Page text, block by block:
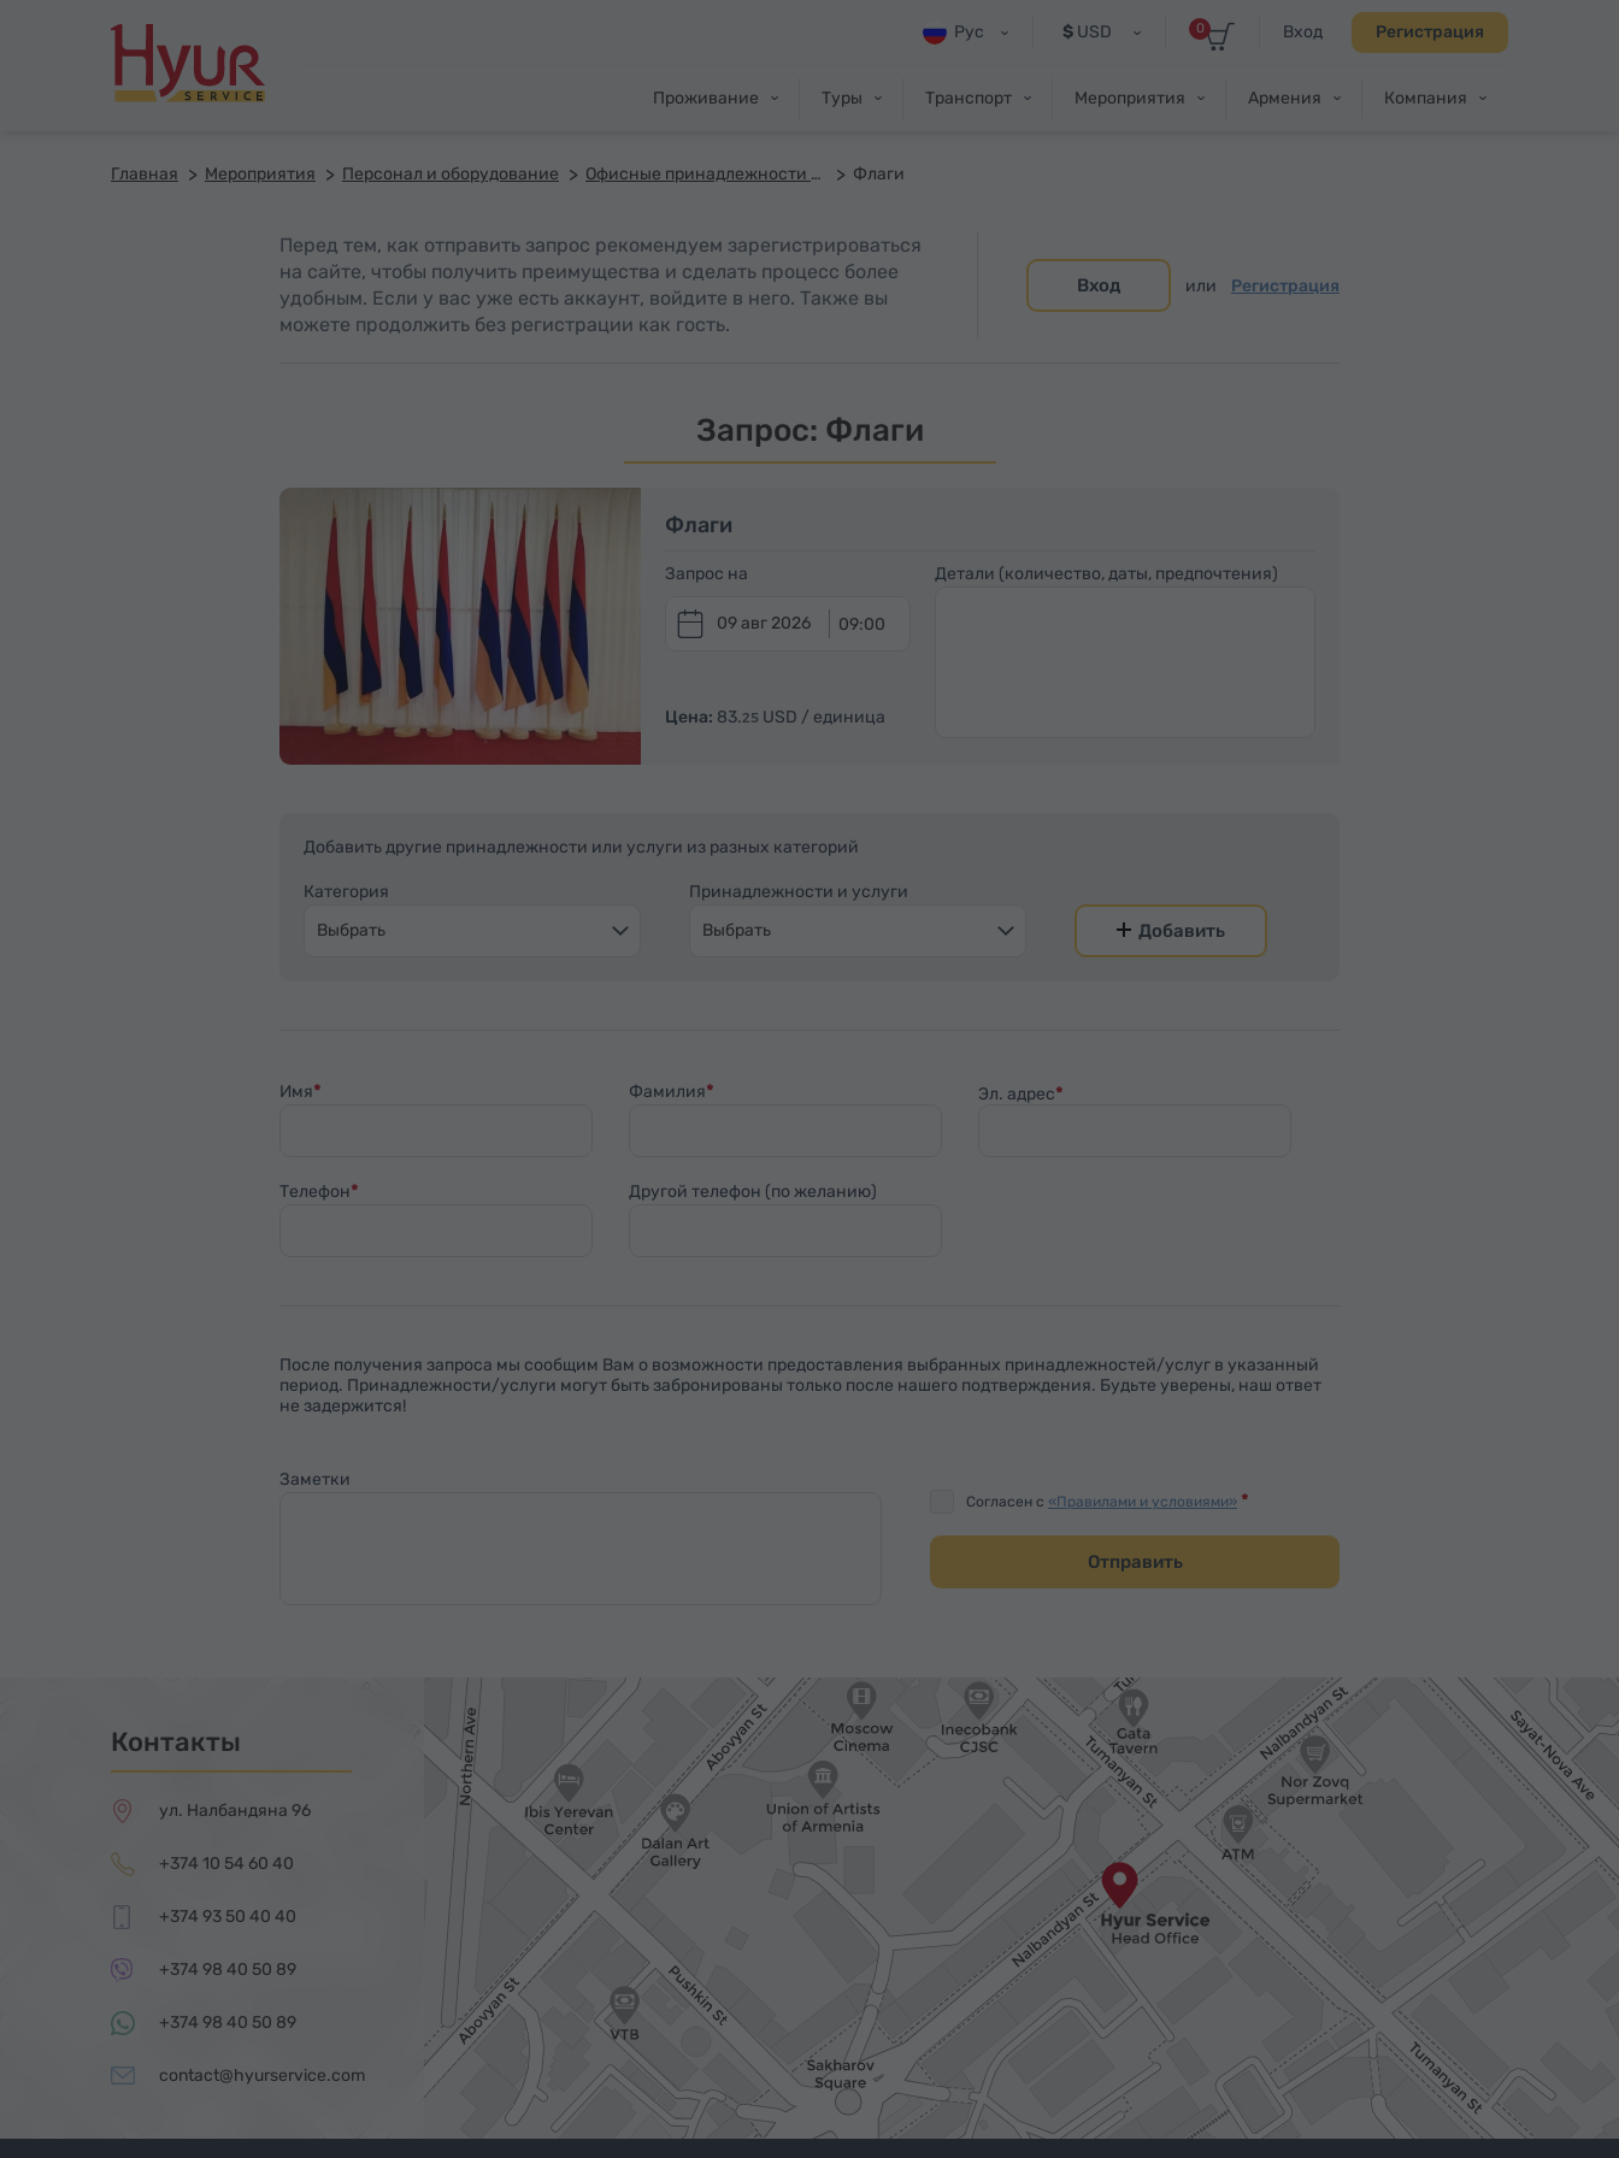
Вход Регистрация
0
$USD
Рус
Проживание Туры Транспорт Мероприятия Армения Компания
Главная Мероприятия Персонал и оборудование Офисные принадлежности и печать Флаги
Перед тем, как отправить запрос рекомендуем зарегистрироваться
на сайте, чтобы получить преимущества и сделать процесс более
удобным. Если у вас уже есть аккаунт, войдите в него. Также вы
можете продолжить без регистрации как гость.
Вход или Регистрация
Запрос: Флаги
Флаги
Запрос на
09 авг 2026 09:00
Цена: 83.25 USD / единица
Детали (количество, даты, предпочтения)
Добавить другие принадлежности или услуги из разных категорий
Категория
Выбрать
Принадлежности и услуги
Выбрать
Добавить
Имя Фамилия Эл. адрес
Телефон Другой телефон (по желанию)
После получения запроса мы сообщим Вам о возможности предоставления выбранных принадлежностей/услуг в указанный
период. Принадлежности/услуги могут быть забронированы только после нашего подтверждения. Будьте уверены, наш ответ
не задержится!
Заметки
Согласен с «Правилами и условиями»
Отправить
Контакты
ул. Налбандяна 96
+374 10 54 60 40
+374 93 50 40 40
+374 98 40 50 89
+374 98 40 50 89
contact@hyurservice.com